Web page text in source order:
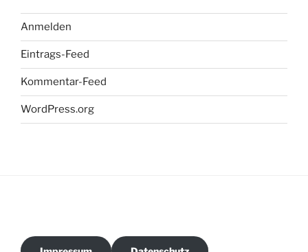
Anmelden
Eintrags-Feed
Kommentar-Feed
WordPress.org